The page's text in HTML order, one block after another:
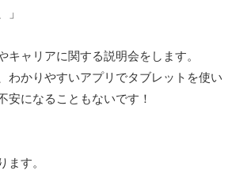
ャリアに関する説明会をします。
わかりやすいアプリでタブレットを使い
安になることもないです！
ます。